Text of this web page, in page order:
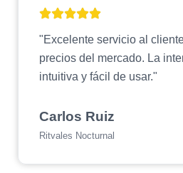
"Excelente servicio al
precios del mercado. La
intuitiva y fácil de usar."
Carlos Ruiz
Ritvales Nocturnal